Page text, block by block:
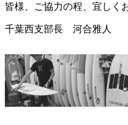
皆様、ご協力の程、宜しく
千葉西支部長 河合雅人